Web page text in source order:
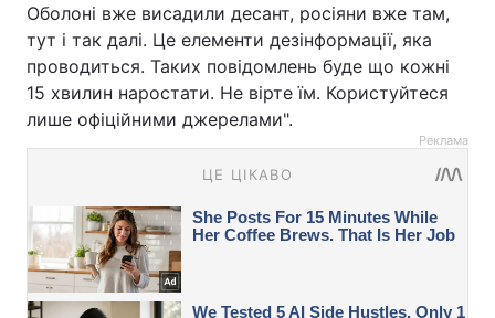
Оболоні вже висадили десант, росіяни вже там,
тут і так далі. Це елементи дезінформації, яка
проводиться. Таких повідомлень буде що кожні
15 хвилин наростати. Не вірте їм. Користуйтеся
лише офіційними джерелами".
Реклама